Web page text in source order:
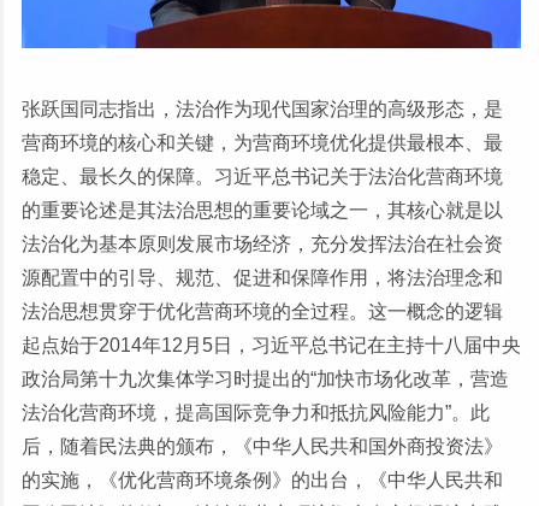
张跃国同志指出，法治作为现代国家治理的高级形态，是
营商环境的核心和关键，为营商环境优化提供最根本、最
稳定、最长久的保障。习近平总书记关于法治化营商环境
的重要论述是其法治思想的重要论域之一，其核心就是以
法治化为基本原则发展市场经济，充分发挥法治在社会资
源配置中的引导、规范、促进和保障作用，将法治理念和
法治思想贯穿于优化营商环境的全过程。这一概念的逻辑
起点始于2014年12月5日，习近平总书记在主持十八届中央
政治局第十九次集体学习时提出的“加快市场化改革，营造
法治化营商环境，提高国际竞争力和抵抗风险能力”。此
后，随着民法典的颁布，《中华人民共和国外商投资法》
的实施，《优化营商环境条例》的出台，《中华人民共和